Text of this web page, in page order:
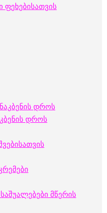
ფეხებისათვის
დროს
დროს
მწერის